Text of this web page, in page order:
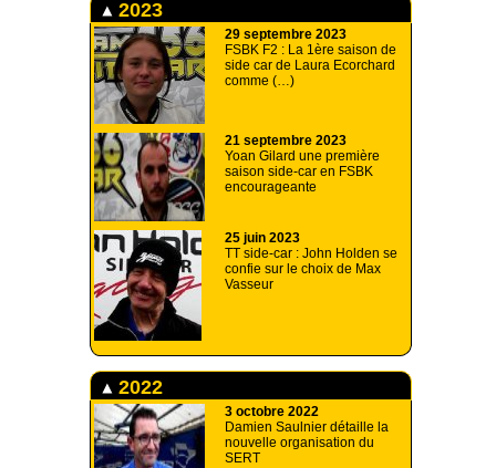
2023
29 septembre 2023
FSBK F2 : La 1ère saison de
side car de Laura Ecorchard
comme (…)
21 septembre 2023
Yoan Gilard une première
saison side-car en FSBK
encourageante
25 juin 2023
TT side-car : John Holden se
confie sur le choix de Max
Vasseur
2022
3 octobre 2022
Damien Saulnier détaille la
nouvelle organisation du
SERT